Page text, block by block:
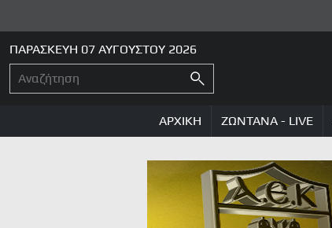
ΠΑΡΑΣΚΕΥΗ 07 ΑΥΓΟΥΣΤΟΥ 2026
ΑΡΧΙΚΗ ΖΩΝΤΑΝΑ - LIVE